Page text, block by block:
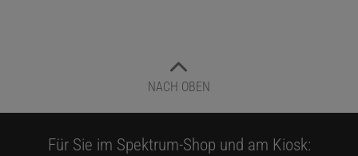
NACH OBEN
Für Sie im Spektrum-Shop und am Kiosk: